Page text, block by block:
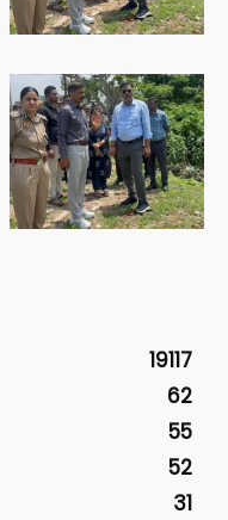
19117
62
55
52
31